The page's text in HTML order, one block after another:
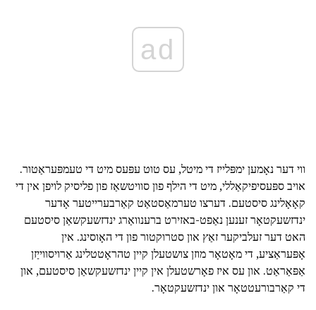
ad
ווי דער נאָמען ימפּלייז די מיטל, עס טוט עפּעס מיט די טעמפּעראַטור.
אויב ספּעסיפיקאַללי, מיט די הילף פון סוויטשאַז פון פליסיק לויפן אין די
קאָאָלינג סיסטעם. דערצו טערמאַסטאַט קאַרבערייטער אָדער
ינדזשעקטאָר זענען נאַפט-באזירט ברענוואַרג ינדזשעקשאַן סיסטעם
האט דער זעלביקער זאַץ און סטרוקטור פון די האָוסינג. אין
אָפּעראַציע, די מאָטאָר מוזן צושטעלן קיין טהראָטטלינג אַרויסווייַזן
אַפּאַראַט. און עס איז פאָרשטעלן אין קיין ינדזשעקשאַן סיסטעם, און
די קאַרבורעטטאָר און ינדזשעקטאָר.